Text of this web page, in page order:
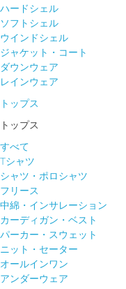
ハードシェル
ソフトシェル
ウインドシェル
ジャケット・コート
ダウンウェア
レインウェア
トップス
トップス
すべて
Tシャツ
シャツ・ポロシャツ
フリース
中綿・インサレーション
カーディガン・ベスト
パーカー・スウェット
ニット・セーター
オールインワン
アンダーウェア